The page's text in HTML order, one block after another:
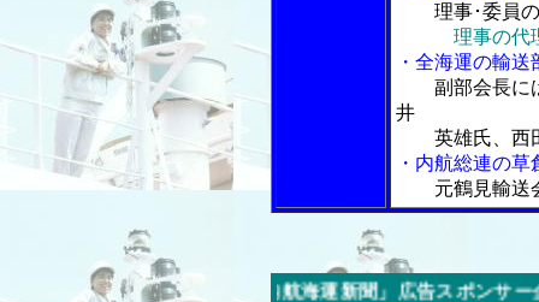
理事･委員
理事の代
・全海運の輸
副部会長に
井
英雄氏、西
・内航総連の
元鶴見輸送
今週の「内航海運新聞」広告スポンサー企業